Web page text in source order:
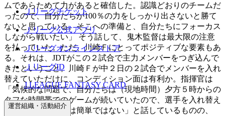
ムであらためて力があると確信した。認識どおりのチームだ
ったので、自分たちが100％の力をしっかり出さないと勝て
ないと思っている。そこへの準備と、自分たちにフォーカス
しながら戦いたい」 そう話して、鬼木監督は最大限の注意
を払っていた。ただ、川崎Ｆにとってポジティブな要素もあ
る。それは、JDTがこの２試合で主力メンバーをつぎ込んで
きたということ。川崎Ｆが中２日の２試合でメンバーを入れ
替えていただけに、コンディション面は有利か。指揮官は
「気候的な問題で、自分たちは（現地時間）夕方５時からの
タフな時間帯でのゲームが続いていたので、選手を入れ替え
ても疲労を抜くのは簡単ではない」と話しているものの、
Ｊリーグチケット
Ｊリーグ公式アプリ
Ｊリーグオンラインストア
ＪリーグID
J.LEAGUE FANTASY CARD
運営組織・活動紹介